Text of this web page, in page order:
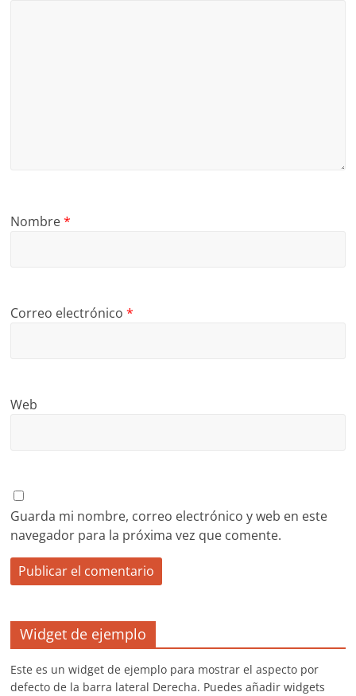
Nombre*
Correo electrónico*
Web
Guarda mi nombre, correo electrónico y web en este
navegador para la próxima vez que comente.
Widget de ejemplo
Este es un widget de ejemplo para mostrar el aspecto por
defecto de la barra lateral Derecha. Puedes añadir widgets